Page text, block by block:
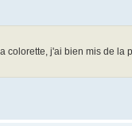
colorette, j'ai bien mis de la